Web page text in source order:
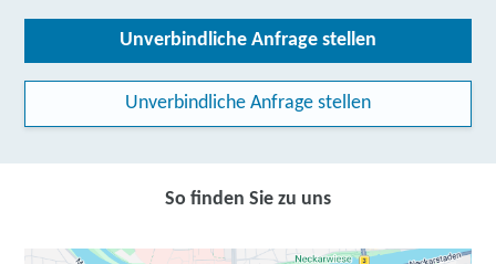
Unverbindliche Anfrage stellen
Unverbindliche Anfrage stellen
So finden Sie zu uns